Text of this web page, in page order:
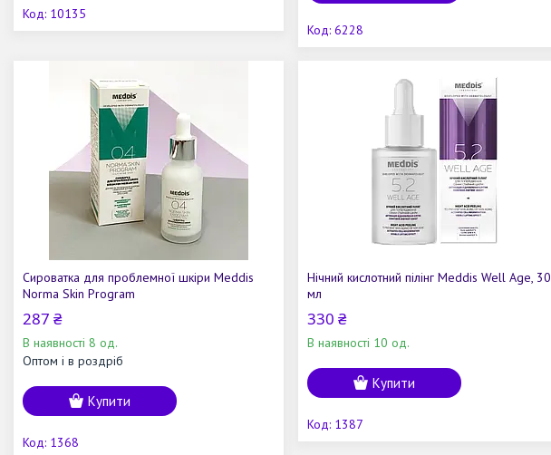
10135
6228
Сироватка для проблемної шкіри Meddis
Norma Skin Program
287 ₴
В наявності 8 од.
Оптом і в роздріб
Купити
1368
Нічний кислотний пілінг Meddis Well Age, 30
мл
330 ₴
В наявності 10 од.
Купити
1387